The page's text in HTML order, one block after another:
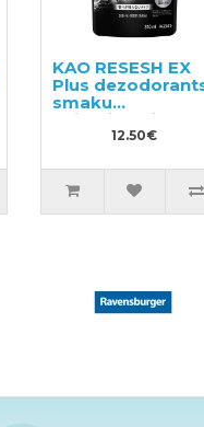
KAO RESESH EX
Plus
smaku
neitralizētājs
sporta un darba
pildviela 310ml
12.50€